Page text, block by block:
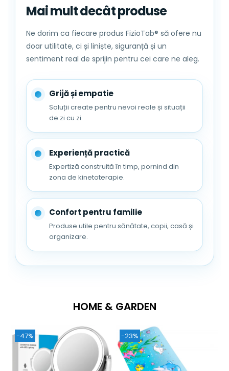
Pentru functionalitate, reductorul
FizioTab® este conceput cu un inelus
robust (urechiusa) si se livreaza
impreuna cu o agatatoare tip carlig,
pentru a-l atarna pe perete atunci
Culoare: Alb/Gri;
Mai mult decât produse
Ne dorim ca fiecare produs FizioTab® să ofere nu
doar utilitate, ci și liniște, siguranță și un
sentiment real de sprijin pentru cei care ne aleg.
Grijă și empatie
Soluții create pentru nevoi reale și situații
de zi cu zi.
Experiență practică
Expertiză construită în timp, pornind din
zona de kinetoterapie.
Confort pentru familie
Produse utile pentru sănătate, copii, casă și
organizare.
HOME & GARDEN
-47% -23%